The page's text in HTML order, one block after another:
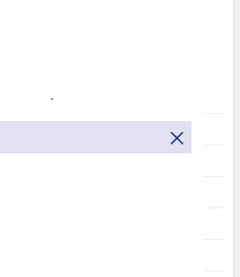
-